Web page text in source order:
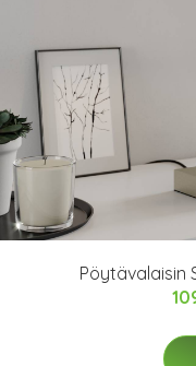
Pöytävalaisin